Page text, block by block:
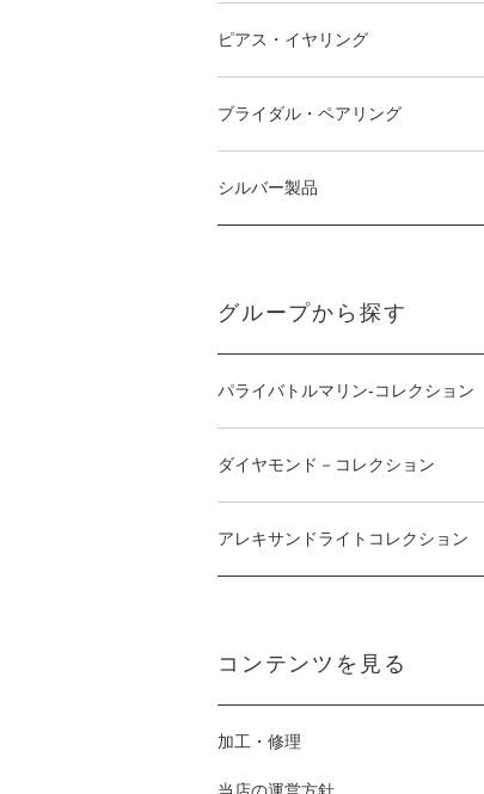
ピアス・イヤリング
ブライダル・ペアリング
シルバー製品
グループから探す
パライバトルマリン-コレクション
ダイヤモンド－コレクション
アレキサンドライトコレクション
コンテンツを見る
加工・修理